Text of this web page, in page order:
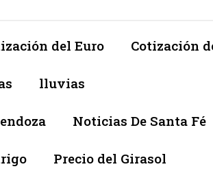
del Euro Cotización
lluvias
Noticias De Santa Fé
Precio del Girasol